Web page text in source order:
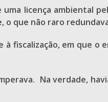
licença ambiental
o que não raro
à fiscalização, em que
Na verdade,